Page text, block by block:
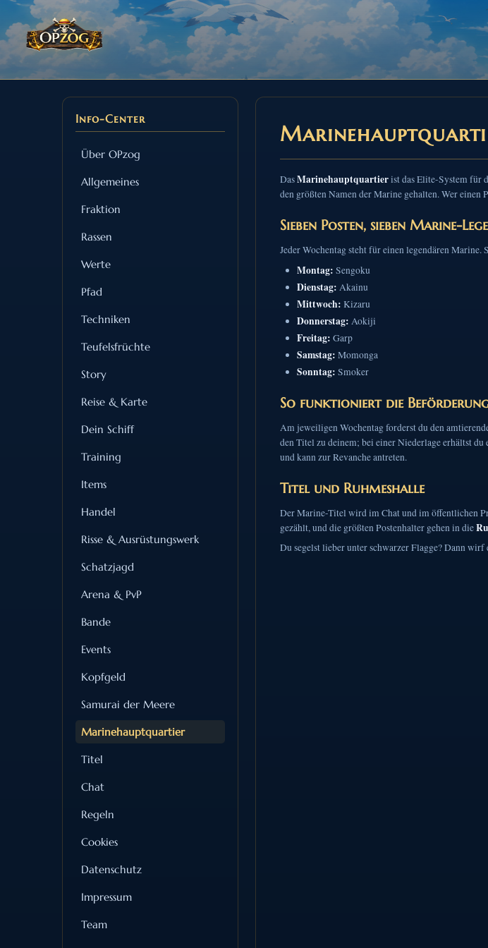
Info-Center
Über OPzog
Allgemeines
Fraktion
Rassen
Werte
Pfad
Techniken
Teufelsfrüchte
Story
Reise & Karte
Dein Schiff
Training
Items
Handel
Risse & Ausrüstungswerk
Schatzjagd
Arena & PvP
Bande
Events
Kopfgeld
Samurai der Meere
Marinehauptquartier
Titel
Chat
Regeln
Cookies
Datenschutz
Impressum
Team
DasMarinehauptquartierist das Elite-System für
den größten Namen der Marine gehalten. Wer
Sieben Posten, sieben Marine-
Jeder Wochentag steht für einen legendären
Montag: Sengoku
Dienstag: Akainu
Mittwoch: Kizaru
Donnerstag: Aokiji
Freitag: Garp
Samstag: Momonga
Sonntag: Smoker
So funktioniert die
Am jeweiligen Wochentag forderst du den
den Titel zu deinem; bei einer Niederlage erhältst
und kann zur Revanche antreten.
Titel und Ruhmeshalle
Der Marine-Titel wird im Chat und im öffentlichen
gezählt, und die größten Postenhalter gehen in die
Du segelst lieber unter schwarzer Flagge? Dann